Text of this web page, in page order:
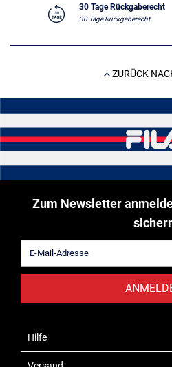
30 Tage Rückgaberecht
30 Tage Rückgaberecht
ZURÜCK
Zum Newsletter
Hilfe